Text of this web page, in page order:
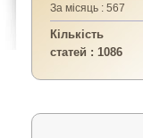
За місяць : 567
Кількість
статей : 1086